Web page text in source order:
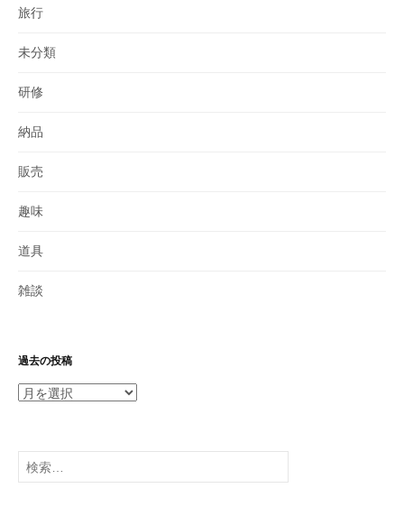
旅行
未分類
研修
納品
販売
趣味
道具
雑談
過去の投稿
過
投
稿
検
索: